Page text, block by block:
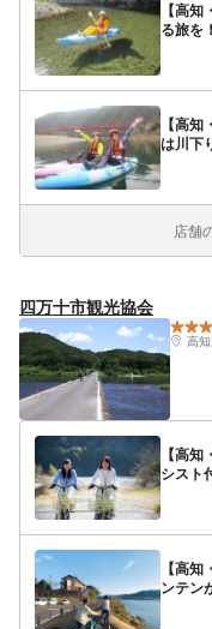
【高
る旅を
【高
は川下
ッズ
店舗
四万十市観光協会
高
【高
シスト
【高
ンテン